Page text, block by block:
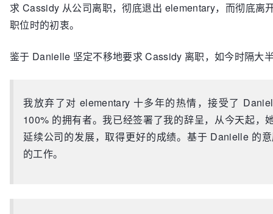
求 Cassidy 从公司离职，彻底退出 elementary，而彻底离
职位时的初衷。
鉴于 Danielle 坚定不移地要求 Cassidy 离职，如今时隔大
我放弃了对 elementary 十多年的热情，接受了
100% 的拥有者。我已经签署了我的辞呈，从今天起，
延续公司的发展，取得更好的成绩。基于 Danielle 的
的工作。